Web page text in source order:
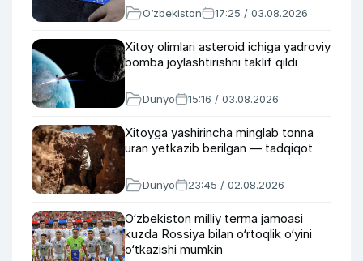
O‘zbekiston 17:25 / 03.08.2026
Xitoy olimlari asteroid ichiga yadroviy
bomba joylashtirishni taklif qildi
Dunyo 15:16 / 03.08.2026
Xitoyga yashirincha minglab tonna
uran yetkazib berilgan — tadqiqot
Dunyo 23:45 / 02.08.2026
O‘zbekiston milliy terma jamoasi
kuzda Rossiya bilan o‘rtoqlik o‘yini
o‘tkazishi mumkin